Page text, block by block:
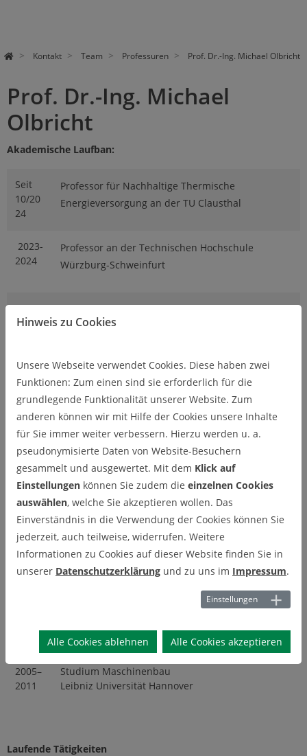
Kontakt Team Professuren Prof. Dr.-Ing. Michael Olbricht
Prof. Dr.-Ing. Michael
Olbricht
Akademische Laufban:
Seit
10/20
24
Professor für Nachhaltige Thermische
Energieversorgung an der TU Clausthal
2023-
2024
Professor an der Technischen Hochschule
Würzburg-Schweinfurt
2021-
2023
Verfahrenstechnikingenieur im Bereich Carbon
Management and Hydrogen,
Seit
04/20
19
Lehrbeauftragter für das Fach „Grundlagen der
Kälte- und Wärmepumpentechnik“
Technische Universität Clausthal
Institut für Energieverfahrenstechnik und
Brennstofftechnik
2017-
2021
ARVOS – Schmidtsche Schack, Kassel
Verfahrenstechnikingenieur im Bereich F&E
2014–
2017
Wissenschaftlicher Mitarbeiter
Universität Kassel, Fachgebiet Technische
Thermodynamik
Technische Universität Braunschweig,
Verfahrenstechnik
2005–
2011
Studium Maschinenbau
Leibniz Universität Hannover
Laufende Tätigkeiten
Hinweis zu Cookies
Unsere Webseite verwendet Cookies. Diese haben zwei
Funktionen: Zum einen sind sie erforderlich für die
grundlegende Funktionalität unserer Website. Zum
anderen können wir mit Hilfe der Cookies unsere Inhalte
für Sie immer weiter verbessern. Hierzu werden u. a.
pseudonymisierte Daten von Website-Besuchern
gesammelt und ausgewertet. Mit dem Klick auf
Einstellungen können Sie zudem die einzelnen Cookies
auswählen, welche Sie akzeptieren wollen. Das
Einverständnis in die Verwendung der Cookies können Sie
jederzeit, auch teilweise, widerrufen. Weitere
Informationen zu Cookies auf dieser Website finden Sie in
unserer Datenschutzerklärung und zu uns im Impressum.
Einstellungen
Alle Cookies ablehnen Alle Cookies akzeptieren